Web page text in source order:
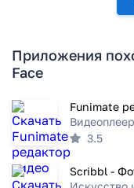
Приложения
Face
Funimate
3.5